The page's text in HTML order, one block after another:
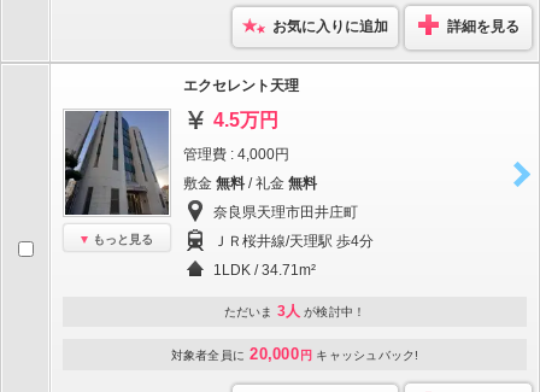
お気に入りに追加 詳細を見る
もっと見る
エクセレント天理
4.5万円
管理費 : 4,000円
敷金 無料 / 礼金 無料
奈良県天理市田井庄町
ＪＲ桜井線/天理駅 歩4分
1LDK / 34.71m²
ただいま 3人 が検討中！
対象者全員に 20,000 円 キャッシュバック!